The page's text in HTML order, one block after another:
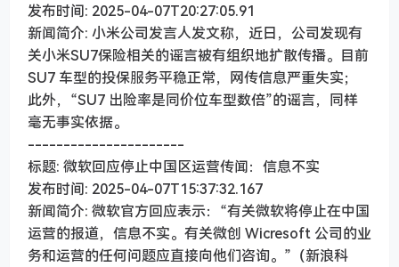
发布时间: 2025-04-07T20:27:05.91
新闻简介: 小米公司发言人发文称，近日，公司发现有
关小米SU7保险相关的谣言被有组织地扩散传播。目前
SU7 车型的投保服务平稳正常，网传信息严重失实；
此外，“SU7 出险率是同价位车型数倍”的谣言，同样
毫无事实依据。
----------------------
标题: 微软回应停止中国区运营传闻：信息不实
发布时间: 2025-04-07T15:37:32.167
新闻简介: 微软官方回应表示：“有关微软将停止在中国
运营的报道，信息不实。有关微创 Wicresoft 公司的业
务和运营的任何问题应直接向他们咨询。”（新浪科